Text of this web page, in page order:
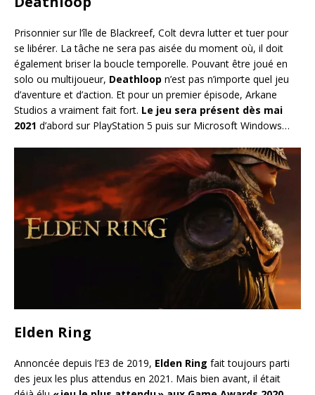
Prisonnier sur l’île de Blackreef, Colt devra lutter et tuer pour
se libérer. La tâche ne sera pas aisée du moment où, il doit
également briser la boucle temporelle. Pouvant être joué en
solo ou multijoueur, Deathloop n’est pas n’importe quel jeu
d’aventure et d’action. Et pour un premier épisode, Arkane
Studios a vraiment fait fort. Le jeu sera présent dès mai
2021 d’abord sur PlayStation 5 puis sur Microsoft Windows…
Elden Ring
Annoncée depuis l’E3 de 2019, Elden Ring fait toujours parti
des jeux les plus attendus en 2021. Mais bien avant, il était